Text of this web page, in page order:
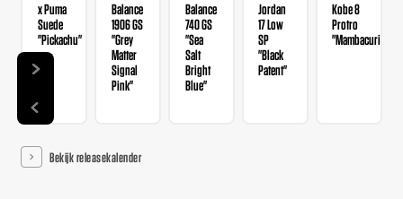
x Puma
Suede
"Pickachu"
Balance
1906 GS
"Grey
Matter
Signal
Pink"
Balance
740 GS
"Sea
Salt
Bright
Blue"
Jordan
17 Low
SP
"Black
Patent"
Kobe 8
Protro
"Mambacurial"
Bekijk releasekalender